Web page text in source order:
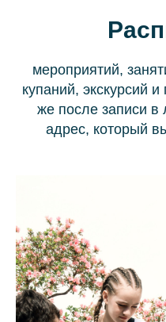
мероприятий,
купаний, экскурсий
же после записи в
адрес, который